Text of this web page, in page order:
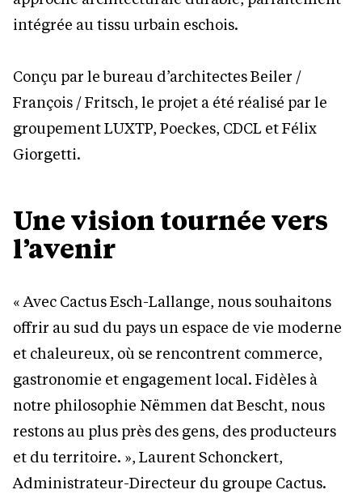
intégrée au tissu urbain eschois.
Conçu par le bureau d’architectes Beiler /
François / Fritsch, le projet a été réalisé par le
groupement LUXTP, Poeckes, CDCL et Félix
Giorgetti.
Une vision tournée vers
l’avenir
« Avec Cactus Esch-Lallange, nous souhaitons
offrir au sud du pays un espace de vie moderne
et chaleureux, où se rencontrent commerce,
gastronomie et engagement local. Fidèles à
notre philosophie Nëmmen dat Bescht, nous
restons au plus près des gens, des producteurs
et du territoire. », Laurent Schonckert,
Administrateur-Directeur du groupe Cactus.